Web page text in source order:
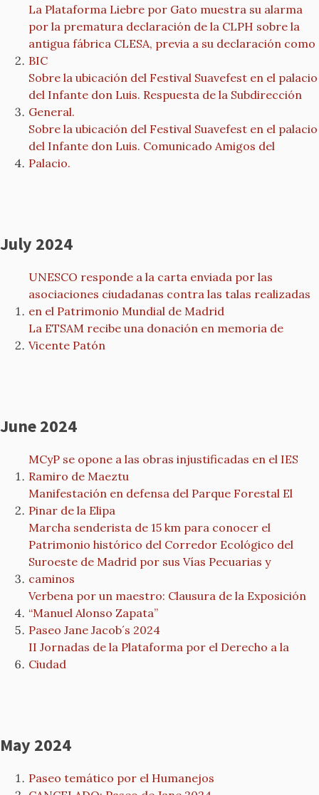
La Plataforma Liebre por Gato muestra su alarma
por la prematura declaración de la CLPH sobre la
antigua fábrica CLESA, previa a su declaración como
BIC
Sobre la ubicación del Festival Suavefest en el palacio
del Infante don Luis. Respuesta de la Subdirección
General.
Sobre la ubicación del Festival Suavefest en el palacio
del Infante don Luis. Comunicado Amigos del
Palacio.
July 2024
UNESCO responde a la carta enviada por las
asociaciones ciudadanas contra las talas realizadas
en el Patrimonio Mundial de Madrid
La ETSAM recibe una donación en memoria de
Vicente Patón
June 2024
MCyP se opone a las obras injustificadas en el IES
Ramiro de Maeztu
Manifestación en defensa del Parque Forestal El
Pinar de la Elipa
Marcha senderista de 15 km para conocer el
Patrimonio histórico del Corredor Ecológico del
Suroeste de Madrid por sus Vías Pecuarias y
caminos
Verbena por un maestro: Clausura de la Exposición
“Manuel Alonso Zapata”
Paseo Jane Jacob´s 2024
II Jornadas de la Plataforma por el Derecho a la
Ciudad
May 2024
Paseo temático por el Humanejos